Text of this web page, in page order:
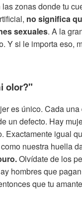
zonas donde tu
no significa
sexuales. A la
Y si le importa eso,
olor?"
es único. Cada
un defecto. Hay
Exactamente igual
nuestra huella
Olvídate de los
hombres que
que tu